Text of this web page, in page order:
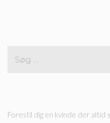
Forestil dig en kvinde der altid